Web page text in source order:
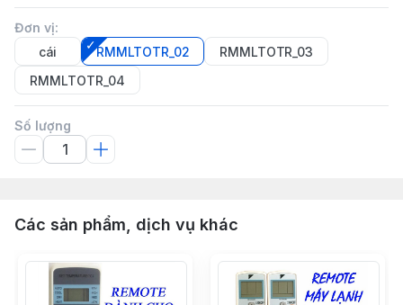
Đơn vị:
cái
RMMLTOTR_02
RMMLTOTR_03
RMMLTOTR_04
Số lượng
Các sản phẩm, dịch vụ khác